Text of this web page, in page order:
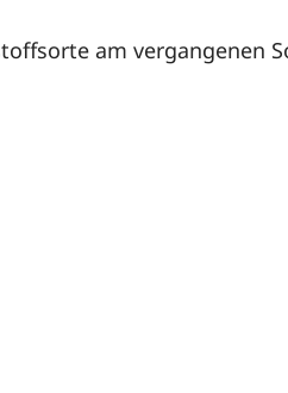
am vergangenen